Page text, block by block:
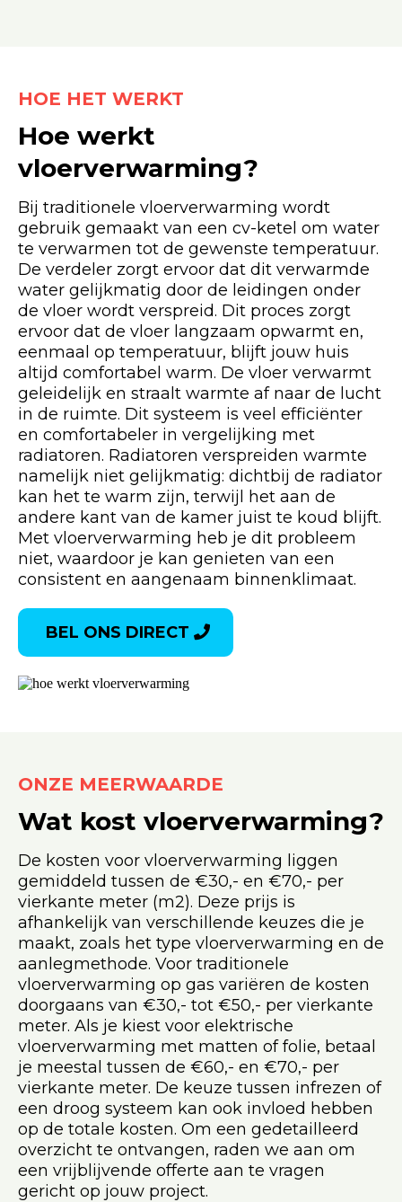
HOE HET WERKT
Hoe werkt
vloerverwarming?
Bij traditionele vloerverwarming wordt
gebruik gemaakt van een cv-ketel om water
te verwarmen tot de gewenste temperatuur.
De verdeler zorgt ervoor dat dit verwarmde
water gelijkmatig door de leidingen onder
de vloer wordt verspreid. Dit proces zorgt
ervoor dat de vloer langzaam opwarmt en,
eenmaal op temperatuur, blijft jouw huis
altijd comfortabel warm. De vloer verwarmt
geleidelijk en straalt warmte af naar de lucht
in de ruimte. Dit systeem is veel efficiënter
en comfortabeler in vergelijking met
radiatoren. Radiatoren verspreiden warmte
namelijk niet gelijkmatig: dichtbij de radiator
kan het te warm zijn, terwijl het aan de
andere kant van de kamer juist te koud blijft.
Met vloerverwarming heb je dit probleem
niet, waardoor je kan genieten van een
consistent en aangenaam binnenklimaat.
BEL ONS DIRECT
ONZE MEERWAARDE
Wat kost vloerverwarming?
De kosten voor vloerverwarming liggen
gemiddeld tussen de €30,- en €70,- per
vierkante meter (m2). Deze prijs is
afhankelijk van verschillende keuzes die je
maakt, zoals het type vloerverwarming en de
aanlegmethode. Voor traditionele
vloerverwarming op gas variëren de kosten
doorgaans van €30,- tot €50,- per vierkante
meter. Als je kiest voor elektrische
vloerverwarming met matten of folie, betaal
je meestal tussen de €60,- en €70,- per
vierkante meter. De keuze tussen infrezen of
een droog systeem kan ook invloed hebben
op de totale kosten. Om een gedetailleerd
overzicht te ontvangen, raden we aan om
een vrijblijvende offerte aan te vragen
gericht op jouw project.